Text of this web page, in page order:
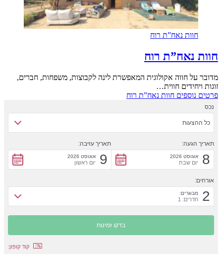
חוות נאח”ת רוח
חוות נאח”ת רוח
מדובר על חווה אקולוגית המאפשרת לינה לקבוצות, משפחות, חברים,
זוגות ויחידים חווית…
פרטים נוספים חוות נאח”ת רוח
נכס
כל ההצעות
תאריך הגעה:
8 אוגוסט 2026
יום שבת
תאריך עזיבה:
9 אוגוסט 2026
יום ראשון
אורחים:
2 מבוגרים:
חדרים: 1
קוד קופון: